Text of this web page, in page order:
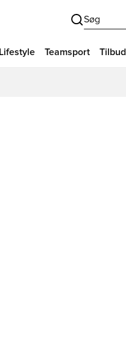
Søg
Lifestyle Teamsport Tilbud